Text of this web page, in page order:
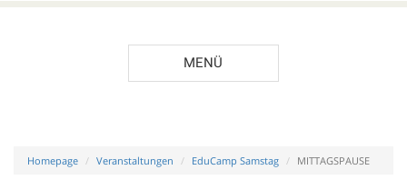
MENÜ
Homepage Veranstaltungen EduCamp Samstag MITTAGSPAUSE